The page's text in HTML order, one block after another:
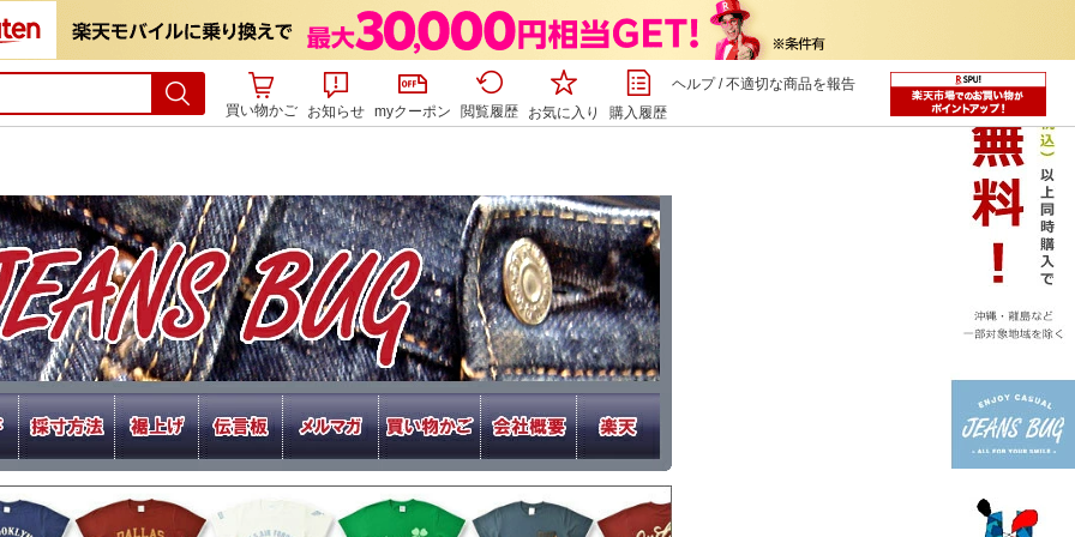
買い物かご お知らせ myクーポン 閲覧履歴 お気に入り 購入履歴
ヘルプ/不適切な商品を報告